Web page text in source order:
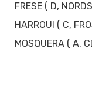
FRESE ( D,
HARROUI ( C,
MOSQUERA ( A,